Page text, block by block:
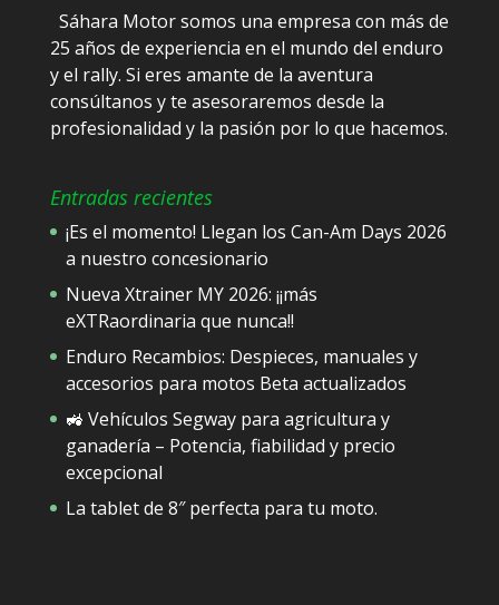
Sáhara Motor somos una empresa con más de
25 años de experiencia en el mundo del enduro
y el rally. Si eres amante de la aventura
consúltanos y te asesoraremos desde la
profesionalidad y la pasión por lo que hacemos.
Entradas recientes
¡Es el momento! Llegan los Can-Am Days 2026
a nuestro concesionario
Nueva Xtrainer MY 2026: ¡¡más
eXTRaordinaria que nunca!!
Enduro Recambios: Despieces, manuales y
accesorios para motos Beta actualizados
🚜 Vehículos Segway para agricultura y
ganadería – Potencia, fiabilidad y precio
excepcional
La tablet de 8″ perfecta para tu moto.